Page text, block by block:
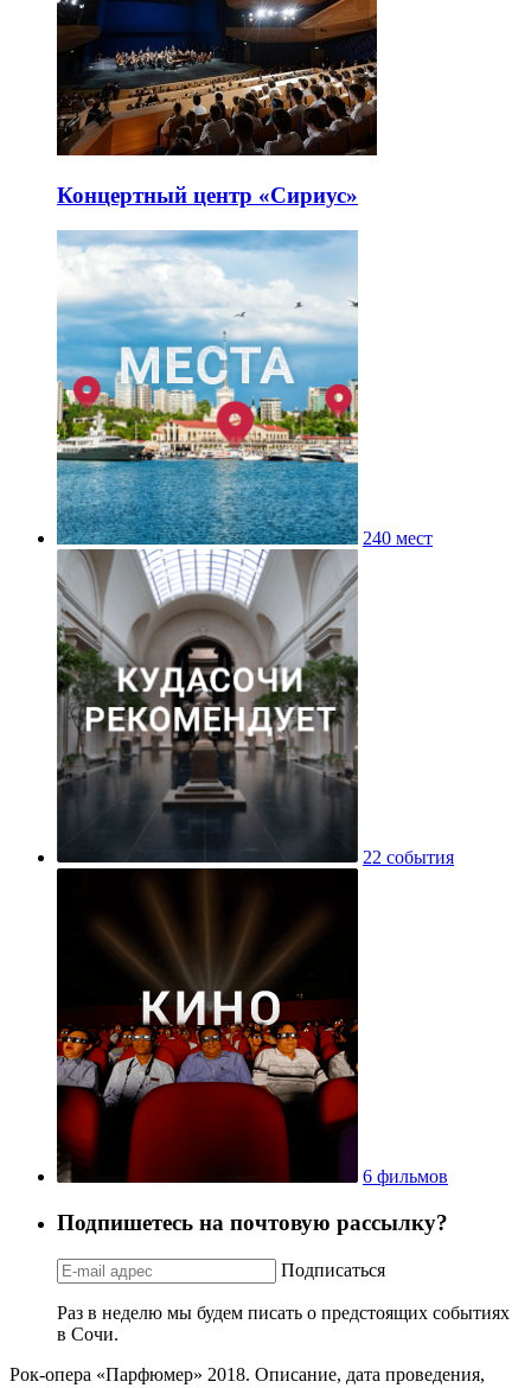
Концертный центр «Сириус»
240 мест
22 события
6 фильмов
Подпишетесь на почтовую рассылку?
Подписаться
Раз в неделю мы будем писать о предстоящих событиях
в Сочи.
Рок-опера «Парфюмер» 2018. Описание, дата проведения,